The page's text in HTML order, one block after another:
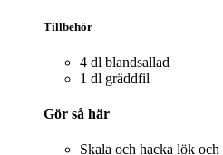
Tillbehör
4 dl blandsallad
1 dl gräddfil
Gör så här
Skala och hacka lök